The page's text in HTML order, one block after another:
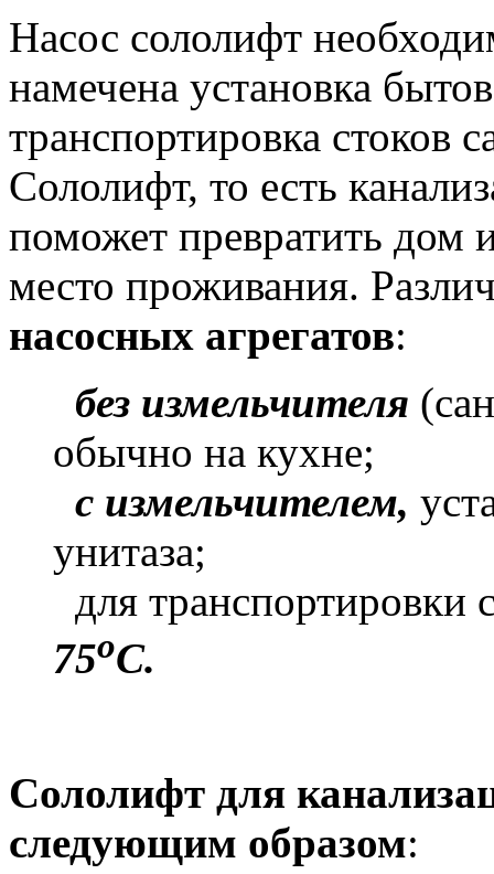
Насос сололифт
намечена установка
транспортировка стоков
Сололифт, то есть
поможет превратить дом
место проживания.
насосных агрегатов:
без измельчителя
обычно на кухне;
с измельчителем,
унитаза;
для транспортировки
75оС.
Сололифт для
следующим образом: